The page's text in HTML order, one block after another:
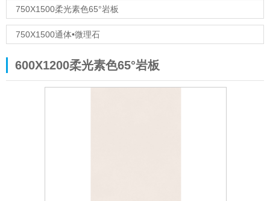
750X1500柔光素色65°岩板
750X1500通体•微理石
600X1200柔光素色65°岩板